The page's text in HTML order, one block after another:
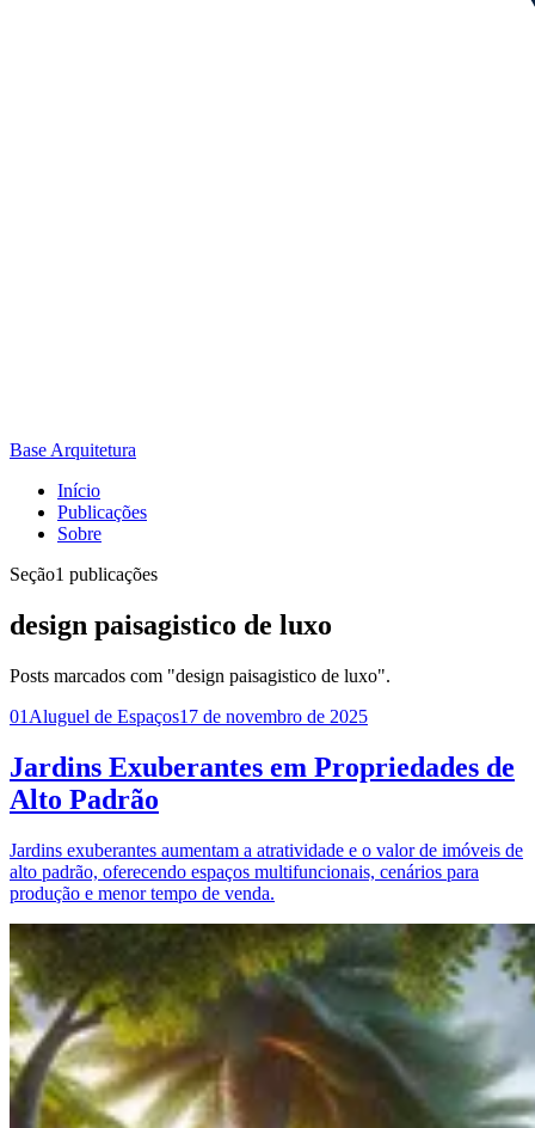
Base Arquitetura
Início
Publicações
Sobre
Seção1 publicações
design paisagistico de luxo
Posts marcados com "design paisagistico de luxo".
01 Aluguel de Espaços17 de novembro de 2025
Jardins Exuberantes em Propriedades de
Alto Padrão
Jardins exuberantes aumentam a atratividade e o valor de imóveis de
alto padrão, oferecendo espaços multifuncionais, cenários para
produção e menor tempo de venda.